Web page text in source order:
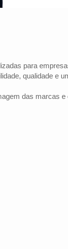
para
qualidade e
das marcas